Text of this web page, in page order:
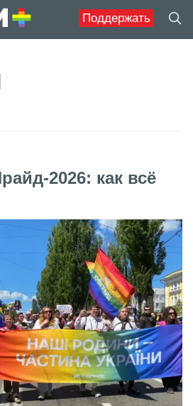
Поддержать
2026: как всё